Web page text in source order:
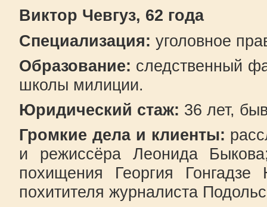
Виктор Чевгуз, 62 года
Специализация: уголовное
Образование: следственный
школы милиции.
Юридический стаж: 36 лет,
Громкие дела и клиенты:
и режиссёра Леонида
похищения Георгия
похитителя журналиста